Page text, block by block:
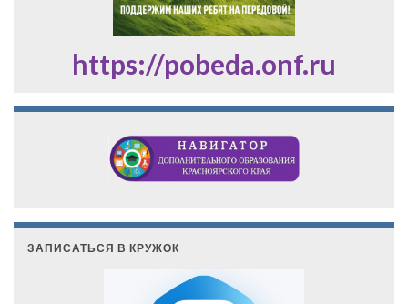
https://pobeda.onf.ru
ЗАПИСАТЬСЯ В КРУЖОК